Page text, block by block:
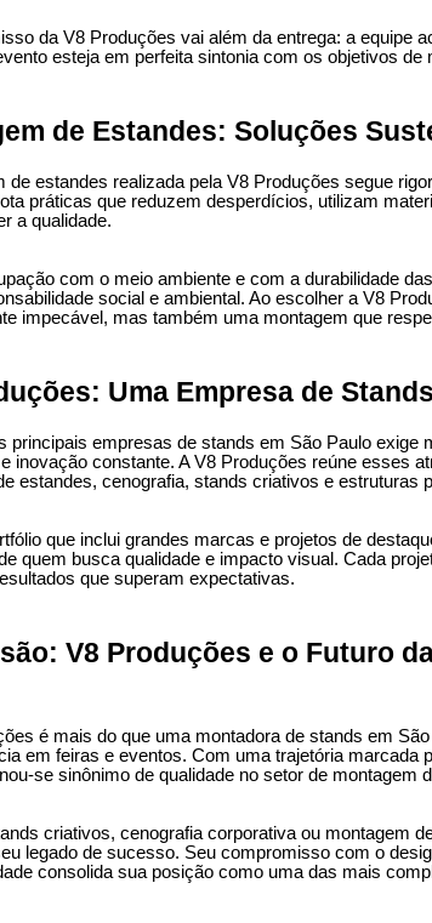
da V8 Produções vai além da entrega: a equipe
esteja em perfeita sintonia com os objetivos de
de Estandes: Soluções
de estandes realizada pela V8 Produções segue
práticas que reduzem desperdícios, utilizam
a qualidade.
com o meio ambiente e com a durabilidade
social e ambiental. Ao escolher a V8
impecável, mas também uma montagem que
Uma Empresa de
principais empresas de stands em São Paulo
inovação constante. A V8 Produções reúne esses
estandes, cenografia, stands criativos e estruturas
que inclui grandes marcas e projetos de
quem busca qualidade e impacto visual. Cada
que superam expectativas.
V8 Produções e o Futuro
é mais do que uma montadora de stands em
em feiras e eventos. Com uma trajetória marcada
se sinônimo de qualidade no setor de montagem
criativos, cenografia corporativa ou montagem
legado de sucesso. Seu compromisso com o
consolida sua posição como uma das mais